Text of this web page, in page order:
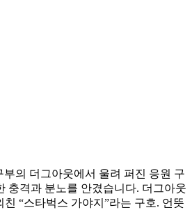
의 더그아웃에서 울려 퍼진 응원 구
충격과 분노를 안겼습니다. 더그아웃
“스타벅스 가야지”라는 구호. 언뜻